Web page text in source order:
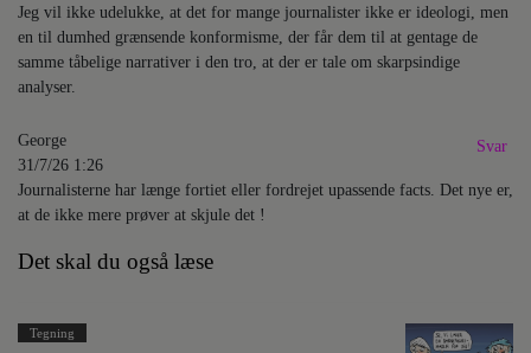
Jeg vil ikke udelukke, at det for mange journalister ikke er ideologi, men
en til dumhed grænsende konformisme, der får dem til at gentage de
samme tåbelige narrativer i den tro, at der er tale om skarpsindige
analyser.
George
31/7/26 1:26
Journalisterne har længe fortiet eller fordrejet upassende facts. Det nye er,
at de ikke mere prøver at skjule det !
Svar
Det skal du også læse
Tegning